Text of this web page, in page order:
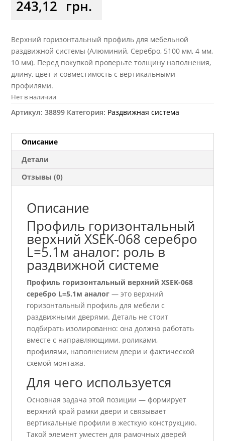
243,12 грн.
Верхний горизонтальный профиль для мебельной
раздвижной системы (Алюминий, Серебро, 5100 мм, 4 мм,
10 мм). Перед покупкой проверьте толщину наполнения,
длину, цвет и совместимость с вертикальными
профилями.
Нет в наличии
Артикул:38899 Категория: Раздвижная система
Описание
Детали
Отзывы (0)
Описание
Профиль горизонтальный
верхний ХSEK-068 серебро
L=5.1м аналог: роль в
раздвижной системе
Профиль горизонтальный верхний ХSEK-068
серебро L=5.1м аналог — это верхний
горизонтальный профиль для мебели с
раздвижными дверями. Деталь не стоит
подбирать изолированно: она должна работать
вместе с направляющими, роликами,
профилями, наполнением двери и фактической
схемой монтажа.
Для чего используется
Основная задача этой позиции — формирует
верхний край рамки двери и связывает
вертикальные профили в жесткую конструкцию.
Такой элемент уместен для рамочных дверей